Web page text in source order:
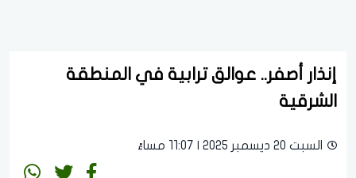
إنذار أصفر.. عوالق ترابية في المنطقة
الشرقية
السبت 20 ديسمبر 2025 | 11:07 مساءً